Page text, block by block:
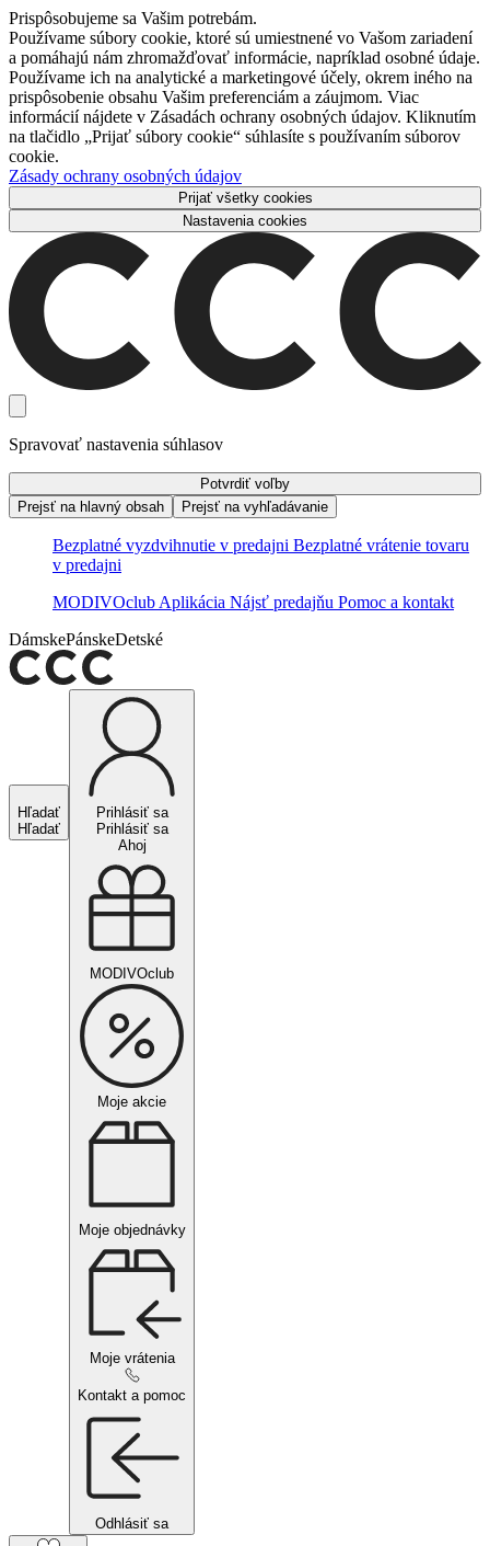
Prispôsobujeme sa Vašim potrebám.
Používame súbory cookie, ktoré sú umiestnené vo Vašom zariadení
a pomáhajú nám zhromažďovať informácie, napríklad osobné údaje.
Používame ich na analytické a marketingové účely, okrem iného na
prispôsobenie obsahu Vašim preferenciám a záujmom. Viac
informácií nájdete v Zásadách ochrany osobných údajov. Kliknutím
na tlačidlo „Prijať súbory cookie“ súhlasíte s používaním súborov
cookie.
Zásady ochrany osobných údajov
Prijať všetky cookies
Nastavenia cookies
Spravovať nastavenia súhlasov
Potvrdiť voľby
Prejsť na hlavný obsah
Prejsť na vyhľadávanie
Bezplatné vyzdvihnutie v predajni Bezplatné vrátenie tovaru
v predajni
MODIVOclub Aplikácia Nájsť predajňu Pomoc a kontakt
DámskePánskeDetské
Hľadať
Hľadať
Prihlásiť sa
Prihlásiť sa
Ahoj
MODIVOclub
Moje akcie
Moje objednávky
Moje vrátenia
Kontakt a pomoc
Odhlásiť sa